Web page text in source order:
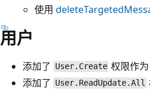
使用
用户
添加了 User.Create 权限作
添加了
User.ReadUpdate.All